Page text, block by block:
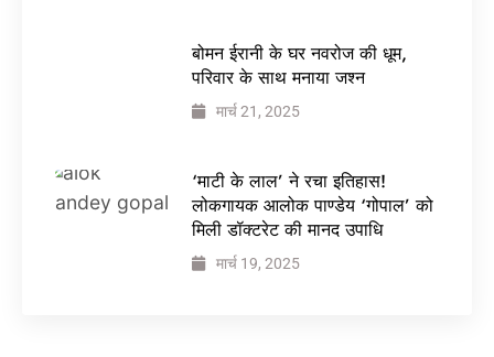
बोमन ईरानी के घर नवरोज की धूम,
परिवार के साथ मनाया जश्न
मार्च 21, 2025
‘माटी के लाल’ ने रचा इतिहास!
लोकगायक आलोक पाण्डेय ‘गोपाल’ को
मिली डॉक्टरेट की मानद उपाधि
मार्च 19, 2025